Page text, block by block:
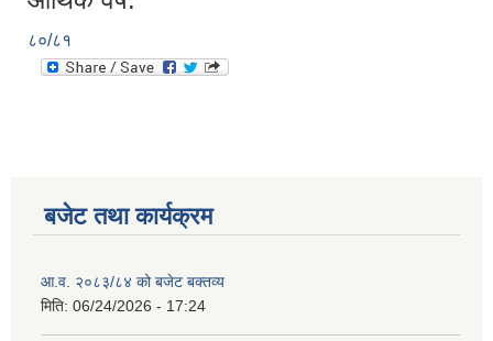
८०/८१
बजेट तथा कार्यक्रम
आ.व. २०८३/८४ को बजेट बक्तव्य
मिति: 06/24/2026 - 17:24